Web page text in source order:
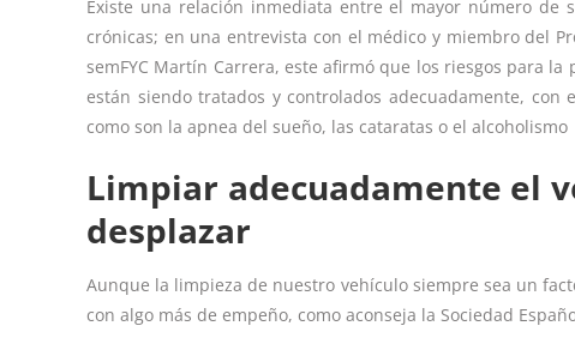
Existe una relación inmediata entre el mayor número de
crónicas; en una entrevista con el médico y miembro del
semFYC Martín Carrera, este afirmó que los riesgos para
están siendo tratados y controlados adecuadamente,
como son la apnea del sueño, las cataratas o el alcoholismo
Limpiar adecuadamente el
desplazar
Aunque la limpieza de nuestro vehículo siempre sea un
con algo más de empeño, como aconseja la Sociedad